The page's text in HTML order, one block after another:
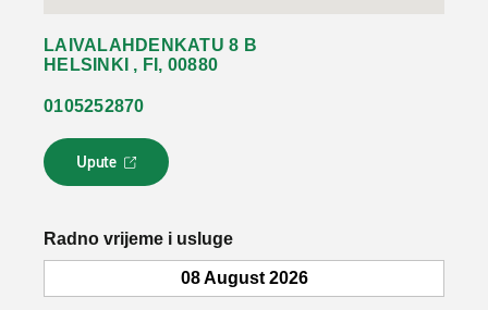
LAIVALAHDENKATU 8 B
HELSINKI , FI, 00880
0105252870
Upute
L
i
k
o
Radno vrijeme i usluge
08 August 2026